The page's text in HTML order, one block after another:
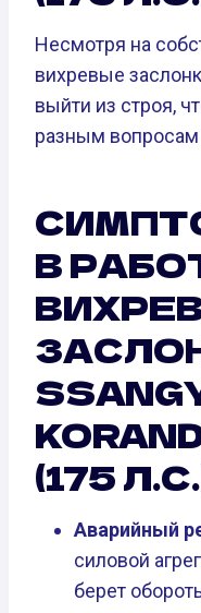
Несмотря на
вихревые
выйти из строя,
разным
В
(175
Аварийный
силовой
берет